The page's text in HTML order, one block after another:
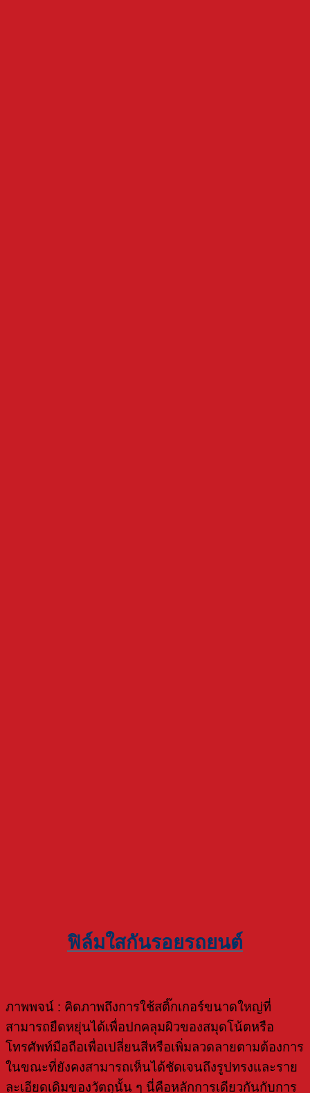
ฟิล์มใสกันรอยรถยนต์
ภาพพจน์ : คิดภาพถึงการใช้สติ๊กเกอร์ขนาดใหญ่ที่
สามารถยืดหยุ่นได้เพื่อปกคลุมผิวของสมุดโน้ตหรือ
โทรศัพท์มือถือเพื่อเปลี่ยนสีหรือเพิ่มลวดลายตามต้องการ
ในขณะที่ยังคงสามารถเห็นได้ชัดเจนถึงรูปทรงและราย
ละเอียดเดิมของวัตถุนั้น ๆ นี่คือหลักการเดียวกันกับการ